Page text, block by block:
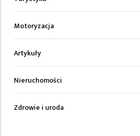
Motoryzacja
Artykuły
Nieruchomości
Zdrowie i uroda